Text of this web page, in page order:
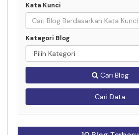
Kata Kunci
Kategori Blog
Cari Blog
Cari Data